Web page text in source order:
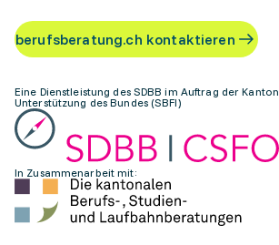
berufsberatung.ch kontaktieren
Eine Dienstleistung des SDBB im Auftrag der
Unterstützung des Bundes (SBFI)
In Zusammenarbeit mit: